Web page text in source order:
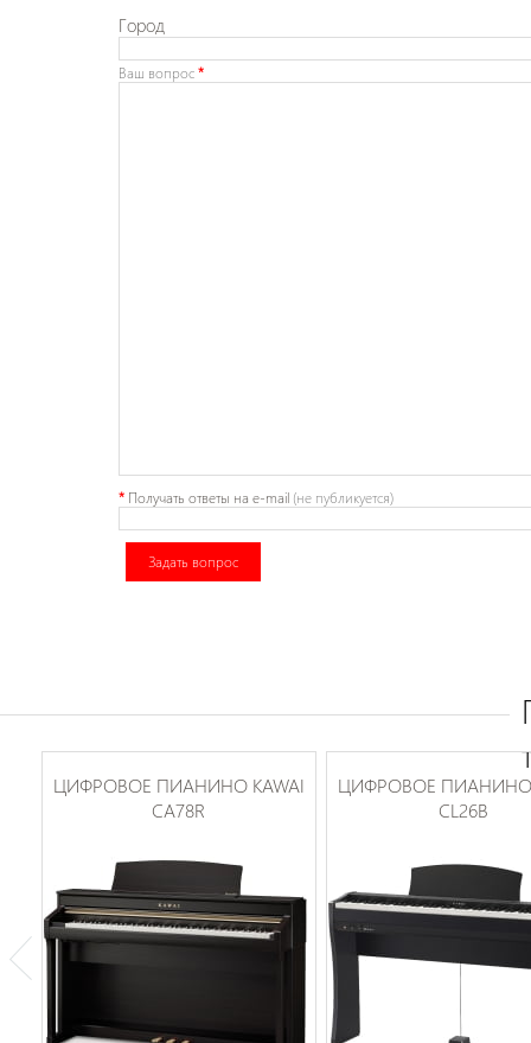
Город
Ваш вопрос*
* Получать ответы на e-mail (не публикуется)
Задать вопрос
ЦИФРОВОЕ ПИАНИНО KAWAI
CA78R
ЦИФРОВОЕ ПИАНИНО
CL26B